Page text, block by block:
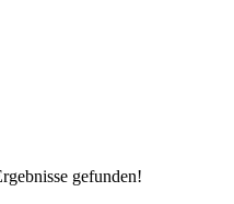
gefunden!